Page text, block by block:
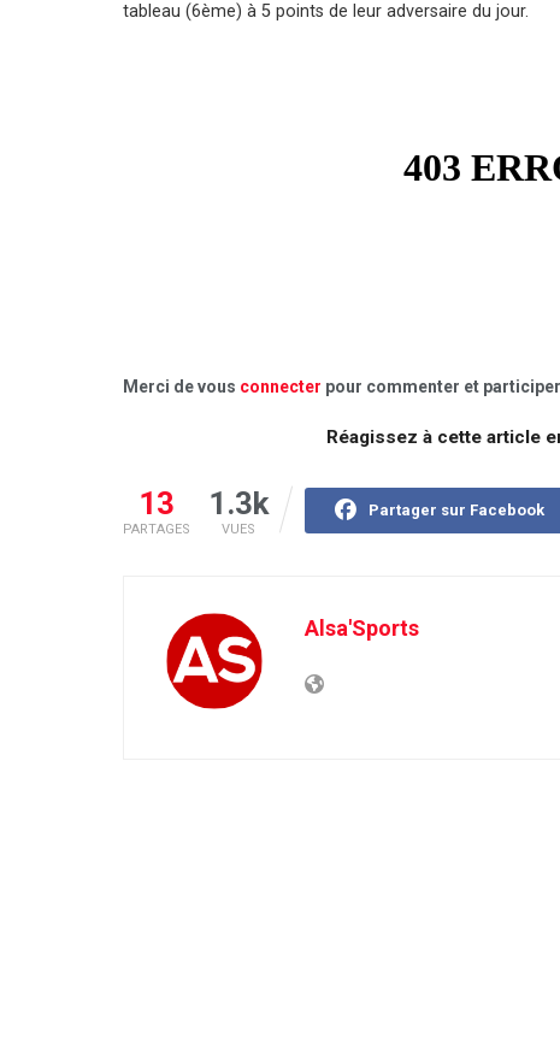
tableau (6ème) à 5 points de leur adversaire du jour.
Merci de vous connecter pour commenter et
Réagissez à cette article
13
PARTAGES
1.3k
VUES
Partager sur Facebook
Alsa'Sports